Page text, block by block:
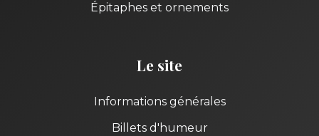
Épitaphes et ornements
Le site
Informations générales
Billets d'humeur